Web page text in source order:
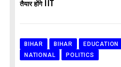
तैयार होंगे IIT
BIHAR BIHAR EDUCATION
NATIONAL
POLITICS